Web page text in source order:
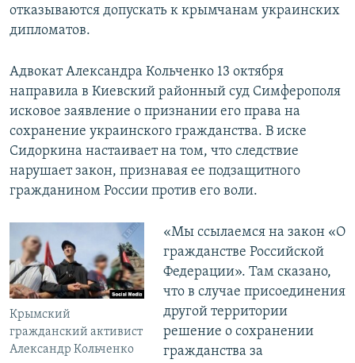
отказываются допускать к крымчанам украинских
дипломатов.
Адвокат Александра Кольченко 13 октября
направила в Киевский районный суд Симферополя
исковое заявление о признании его права на
сохранение украинского гражданства. В иске
Сидоркина настаивает на том, что следствие
нарушает закон, признавая ее подзащитного
гражданином России против его воли.
Крымский
гражданский активист
Александр Кольченко
«Мы ссылаемся на закон «О
гражданстве Российской
Федерации». Там сказано,
что в случае присоединения
другой территории
решение о сохранении
гражданства за